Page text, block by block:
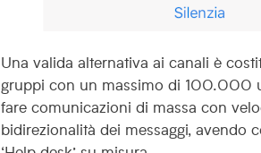
Una valida alternativa ai canali è
gruppi con un massimo di 100.000
fare comunicazioni di massa con
bidirezionalità dei messaggi, avendo